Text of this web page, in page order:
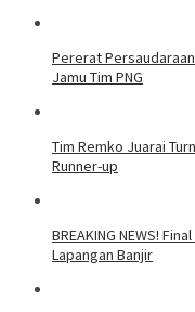
Pererat
Jamu Tim PNG
Tim Remko Juarai
Runner-up
BREAKING NEWS!
Lapangan Banjir